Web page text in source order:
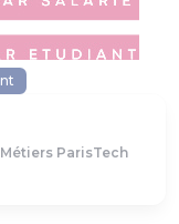
ParisTech